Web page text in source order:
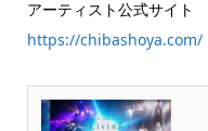
アーティスト公式サイト
https://chibashoya.com/